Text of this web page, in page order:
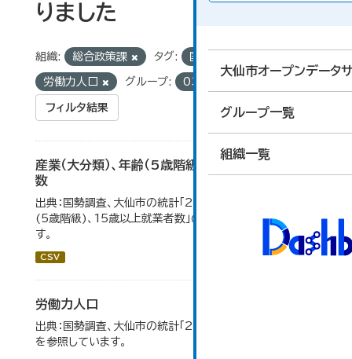
大仙市オープンデータ
グループ一覧
組織一覧
りました
組織: 総合政策課 タグ: 国勢調査
労働力人口 グループ: 03_労働・賃金
フィルタ結果
産業（大分類）、年齢（5歳階級）、15歳以上就業者
数
出典：国勢調査、大仙市の統計「2-7 産業(大分類)、年齢
(5歳階級)、15歳以上就業者数」のデータを参照していま
す。
CSV
労働力人口
出典：国勢調査、大仙市の統計「2-6 労働力人口」のデータ
を参照しています。